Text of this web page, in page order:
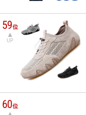
59位
UP
60位